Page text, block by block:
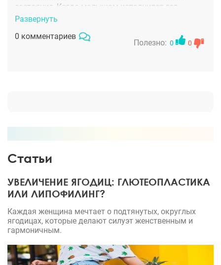
состояние. Когда малышам исполнился год,
сделала абдоминопластику с переносом пупка.
Тканевую массу убрали, а вот огромный шрам
похожий на улыбку клоуна остался. Подруга
женщины))
Развернуть
0 комментариев
Полезно: 0 0
Статьи
УВЕЛИЧЕНИЕ ЯГОДИЦ: ГЛЮТЕОПЛАСТИКА
ИЛИ ЛИПОФИЛИНГ?
Каждая женщина мечтает о подтянутых, округлых
ягодицах, которые делают силуэт женственным и
гармоничным.